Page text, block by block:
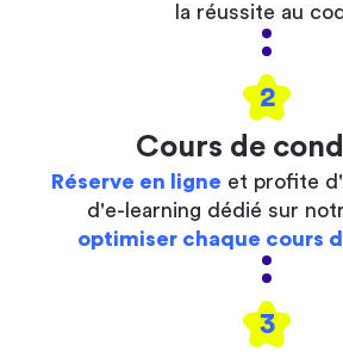
la réussite au
2
Cours de
Réserve en ligne et profite
d'e-learning dédié sur
optimiser chaque cours
3